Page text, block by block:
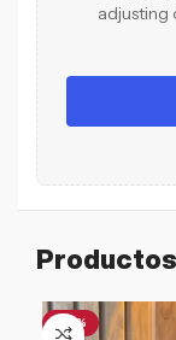
adjusting
-47%